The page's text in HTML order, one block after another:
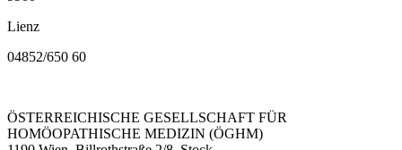
Lienz
04852/650 60
ÖSTERREICHISCHE GESELLSCHAFT FÜR
HOMÖOPATHISCHE MEDIZIN (ÖGHM)